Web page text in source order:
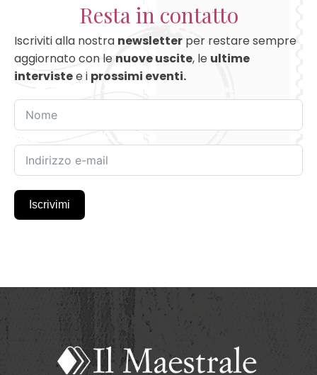
Resta in contatto
Iscriviti alla nostra newsletter per restare sempre
aggiornato con le nuove uscite, le ultime
intervistee i prossimi eventi.
Iscrivimi